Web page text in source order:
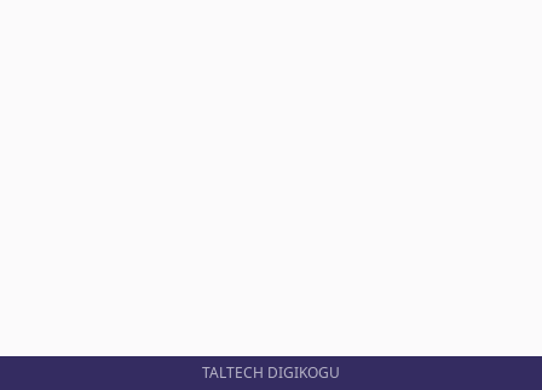
TALTECH DIGIKOGU